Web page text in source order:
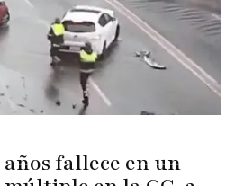
años fallece en un